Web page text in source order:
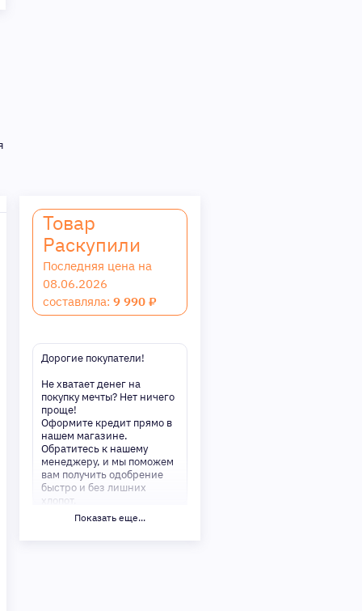
Товар
Раскупили
Последняя цена на
08.06.2026
составляла: 9 990 ₽
Дорогие покупатели!
Не хватает денег на
покупку мечты? Нет ничего
проще!
Оформите кредит прямо в
нашем магазине.
Обратитесь к нашему
менеджеру, и мы поможем
вам получить одобрение
быстро и без лишних
хлопот.
Показать еще...